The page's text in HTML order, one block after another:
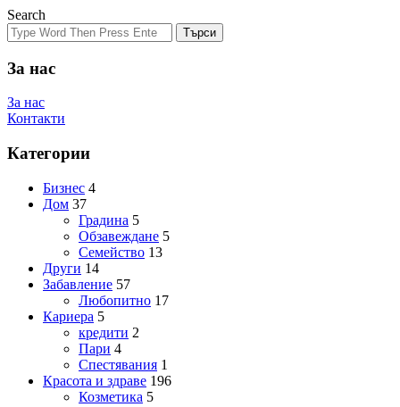
Search
Търси
За нас
За нас
Контакти
Категории
Бизнес 4
Дом 37
Градина 5
Обзавеждане 5
Семейство 13
Други 14
Забавление 57
Любопитно 17
Кариера 5
кредити 2
Пари 4
Спестявания 1
Красота и здраве 196
Козметика 5